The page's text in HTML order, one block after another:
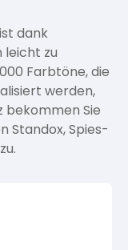
dank
zu
Farbtöne, die
werden,
bekommen Sie
Standox, Spies-